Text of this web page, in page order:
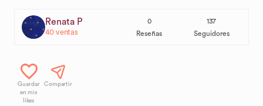
Renata P
40ventas
0
Reseñas
137
Seguidores
Guardar
en mis
likes
Compartir